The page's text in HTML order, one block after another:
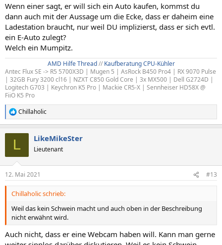
Wenn einer sagt, er will sich ein Auto kaufen, kommst du
dann auch mit der Aussage um die Ecke, dass er daheim eine
Ladestation braucht, nur weil DU implizierst, dass er sich evtl.
ein E-Auto zulegt?
Welch ein Mumpitz.
AMD Hilfe Thread// Kaufberatung CPU-Kühler
Antec Flux SE -> R5 5700X3D | Mugen 5 | AsRock B450 Pro4 | RX 9070 Pulse
| 32GB Fury 3200 cl16 | NZXT C850 Gold Core | 3x MX500 | Dell G2724D |
Logitech G703 | Keychron K5 Pro | Mackie CR5-X | Sennheiser HD58X @
FiiO K5 Pro
R
e
e
n
Chillaholic
L LikeMikeSter
Lieutenant
12. Mai 2021 #13
Chillaholic schrieb:
Weil das kein Schwein macht und auch oben in der Beschreibung
nicht erwähnt wird.
Auch nicht, dass er eine Webcam haben will. Kann man gerne